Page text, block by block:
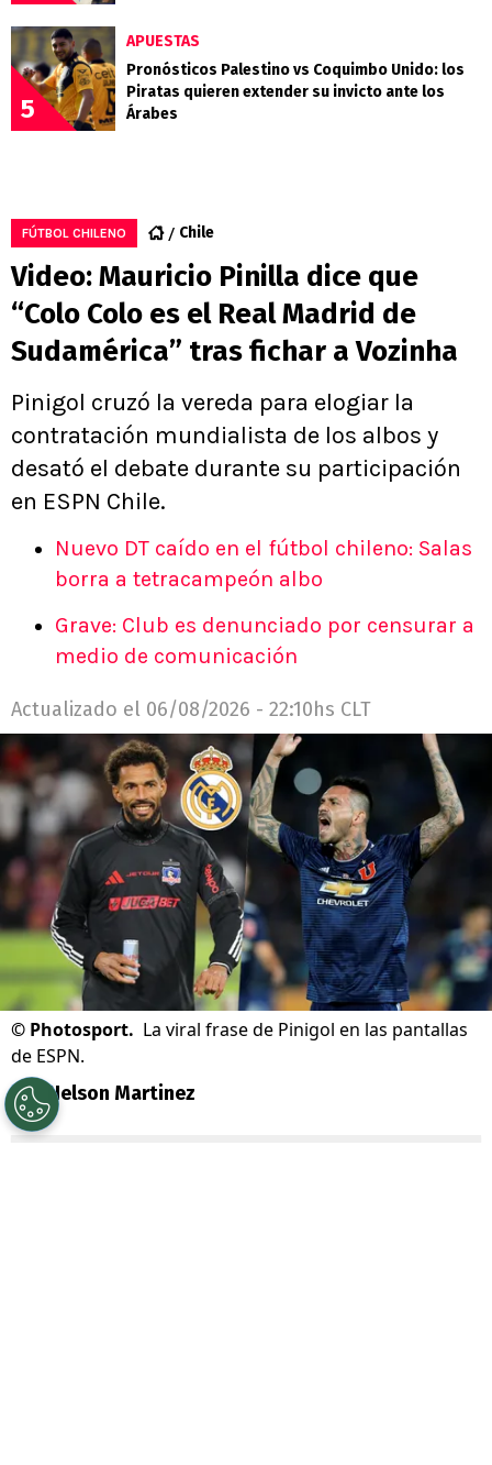
5
APUESTAS
Pronósticos Palestino vs Coquimbo Unido: los
Piratas quieren extender su invicto ante los
Árabes
FÚTBOL CHILENO Chile
Video: Mauricio Pinilla dice que
“Colo Colo es el Real Madrid de
Sudamérica” tras fichar a Vozinha
Pinigol cruzó la vereda para elogiar la
contratación mundialista de los albos y
desató el debate durante su participación
en ESPN Chile.
Nuevo DT caído en el fútbol chileno: Salas
borra a tetracampeón albo
Grave: Club es denunciado por censurar a
medio de comunicación
Actualizado el 06/08/2026 - 22:10hs CLT
© Photosport. La viral frase de Pinigol en las pantallas
de ESPN.
Por Nelson Martinez